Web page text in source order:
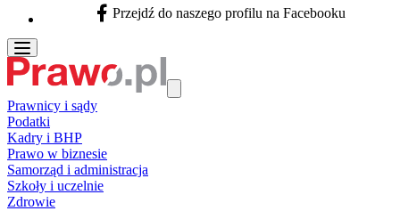
Facebook - otwiera się w nowej karcie
Przejdź do naszego profilu na Facebooku
Prawnicy i sądy
Podatki
Kadry i BHP
Prawo w biznesie
Samorząd i administracja
Szkoły i uczelnie
Zdrowie